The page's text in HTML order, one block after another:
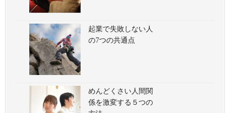
起業で失敗しない人
の7つの共通点
めんどくさい人間関
係を激変する５つの